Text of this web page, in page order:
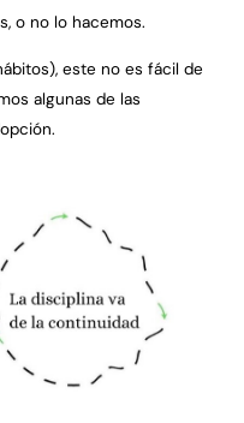
o no lo hacemos.
este no es fácil de
algunas de las